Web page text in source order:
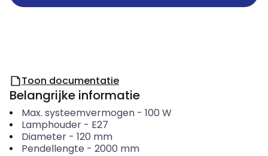
Toon documentatie
Belangrijke informatie
Max. systeemvermogen- 100 W
Lamphouder- E27
Diameter- 120 mm
Pendellengte - 2000 mm